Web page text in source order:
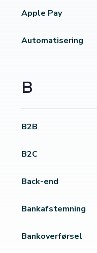
Apple Pay
Automatisering
B
B2B
B2C
Back-end
Bankafstemning
Bankoverførsel